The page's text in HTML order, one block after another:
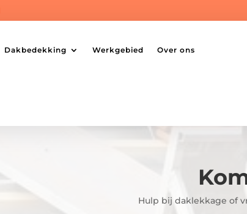
Dakbedekking Werkgebied Over ons
Hulp bij daklekkage of